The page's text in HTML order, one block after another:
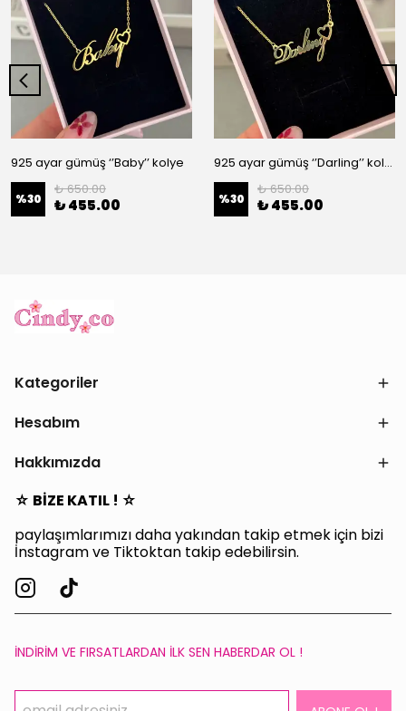
925 ayar gümüş ‘’Baby’’ kolye
%30
₺ 650.00
₺ 455.00
925 ayar gümüş ‘’Darling’’ kolye
%30
₺ 650.00
₺ 455.00
Kategoriler
Hesabım
Hakkımızda
☆ BİZE KATIL ! ☆
paylaşımlarımızı daha yakından takip etmek için bizi
İnstagram ve Tiktoktan takip edebilirsin.
İNDİRİM VE FIRSATLARDAN İLK SEN HABERDAR OL !